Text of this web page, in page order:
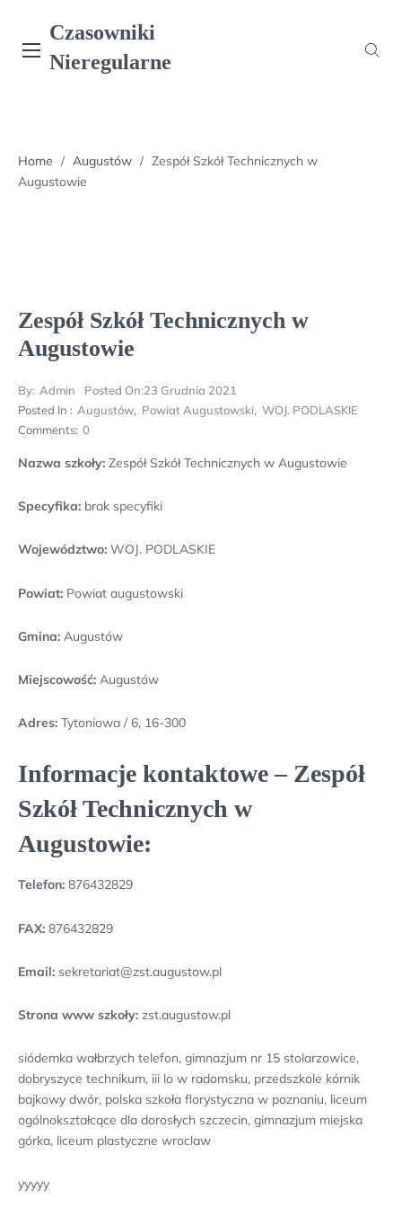
content
Czasowniki
Nieregularne
Home / Augustów / Zespół Szkół Technicznych w
Augustowie
Zespół Szkół Technicznych w
Augustowie
By: Admin Posted On:23 Grudnia 2021
Posted In : Augustów, Powiat Augustowski, WOJ. PODLASKIE
Comments: 0
Nazwa szkoły: Zespół Szkół Technicznych w Augustowie
Specyfika: brak specyfiki
Województwo: WOJ. PODLASKIE
Powiat: Powiat augustowski
Gmina: Augustów
Miejscowość: Augustów
Adres: Tytoniowa / 6, 16-300
Informacje kontaktowe – Zespół
Szkół Technicznych w
Augustowie:
Telefon: 876432829
FAX: 876432829
Email: sekretariat@zst.augustow.pl
Strona www szkoły: zst.augustow.pl
siódemka wałbrzych telefon, gimnazjum nr 15 stolarzowice,
dobryszyce technikum, iii lo w radomsku, przedszkole kórnik
bajkowy dwór, polska szkoła florystyczna w poznaniu, liceum
ogólnokształcące dla dorosłych szczecin, gimnazjum miejska
górka, liceum plastyczne wroclaw
yyyyy